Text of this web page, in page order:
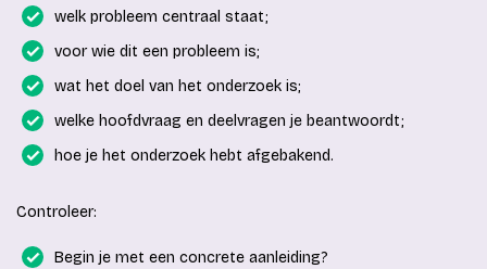
welk probleem centraal staat;
voor wie dit een probleem is;
wat het doel van het onderzoek is;
welke hoofdvraag en deelvragen je beantwoordt;
hoe je het onderzoek hebt afgebakend.
Controleer:
Begin je met een concrete aanleiding?